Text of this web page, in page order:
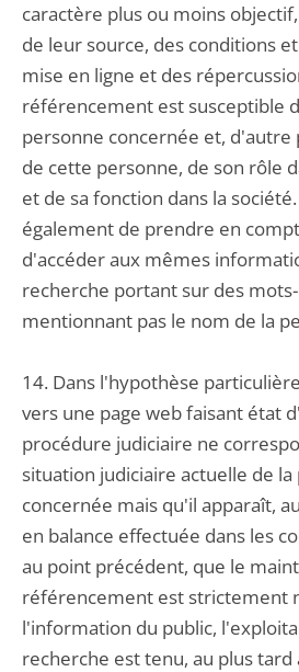
caractère plus ou moins
de leur source, des conditions
mise en ligne et des
référencement est susceptible
personne concernée et,
de cette personne, de son rôle
et de sa fonction dans la
également de prendre en
d'accéder aux mêmes
recherche portant sur des
mentionnant pas le nom de la
14. Dans l'hypothèse
vers une page web faisant état
procédure judiciaire ne
situation judiciaire actuelle de la
concernée mais qu'il apparaît,
en balance effectuée dans les
au point précédent, que le
référencement est strictement
l'information du public,
recherche est tenu, au plus tard